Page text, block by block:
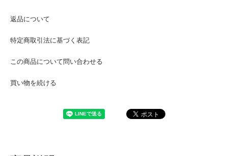
返品について
特定商取引法に基づく表記
この商品について問い合わせる
買い物を続ける